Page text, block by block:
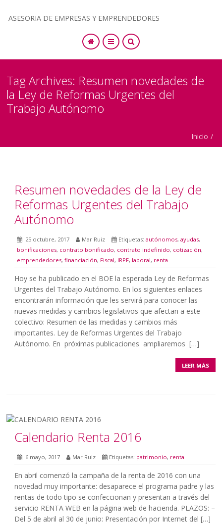
ASESORIA DE EMPRESAS Y EMPRENDEDORES
Tag Archives: Resumen novedades de
la Ley de Reformas Urgentes del
Trabajo Autónomo
Inicio /
Resumen novedades de la Ley de
Reformas Urgentes del Trabajo
Autónomo
25 octubre, 2017 Mar Ruiz Etiquetas:autónomos,ayudas,
bonificaciones, contrato bonificado, contrato indefinido, cotización,
emprendedores,financiación, Fiscal, IRPF, laboral, renta
Hoy se ha publicado en el BOE la esperada Ley de Reformas
Urgentes del Trabajo Autónomo. En los siguientes enlaces
encontrarán información que les servirá para conocer las
nuevas medidas y cambios legislativos que afectan a este
colectivo: Resumen de las medidas y cambios más
importantes. Ley de Reformas Urgentes del Trabajo
Autónomo. En próximas publicaciones ampliaremos […]
LEER MÁS
Calendario Renta 2016
6 mayo, 2017 Mar Ruiz Etiquetas: patrimonio, renta
En abril comenzó la campaña de la renta de 2016 con una
novedad muy importante: desaparece el programa padre y las
rentas de todo tipo se confeccionan y presentan a través del
servicio RENTA WEB en la página web de hacienda. PLAZOS: –
Del 5 de abril al 30 de junio: Presentación por Internet del […]